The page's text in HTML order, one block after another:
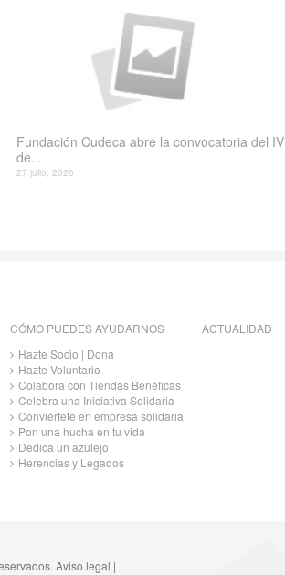
Fundación Cudeca abre la convocatoria del
de...
27 julio, 2026
CÓMO PUEDES AYUDARNOS
Hazte Socio | Dona
Hazte Voluntario
Colabora con Tiendas Benéficas
Celebra una Iniciativa Solidaria
Conviértete en empresa solidaria
Pon una hucha en tu vida
Dedica un azulejo
Herencias y Legados
ACTUALIDAD
Aviso legal |